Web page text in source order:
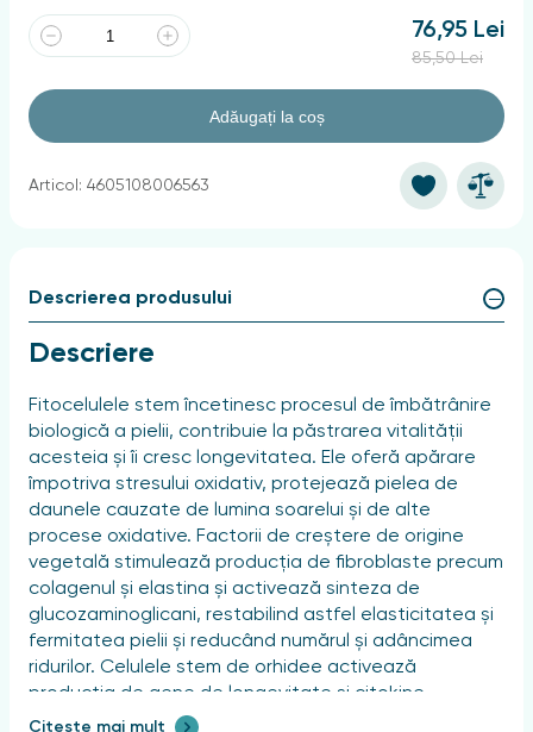
76,95 Lei
85,50 Lei
Adăugați la coș
Articol: 4605108006563
Descrierea produsului
Descriere
Fitocelulele stem încetinesc procesul de îmbătrânire
biologică a pielii, contribuie la păstrarea vitalității
acesteia și îi cresc longevitatea. Ele oferă apărare
împotriva stresului oxidativ, protejează pielea de
daunele cauzate de lumina soarelui și de alte
procese oxidative. Factorii de creștere de origine
vegetală stimulează producția de fibroblaste precum
colagenul și elastina și activează sinteza de
glucozaminoglicani, restabilind astfel elasticitatea și
fermitatea pielii și reducând numărul și adâncimea
ridurilor. Celulele stem de orhidee activează
producția de gene de longevitate și citokine,
contribuind la ridicarea pleoapei superioare, ceea ce
Citește mai mult